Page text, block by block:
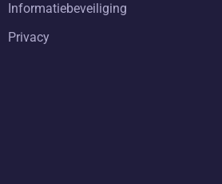
Informatiebeveiliging
Privacy